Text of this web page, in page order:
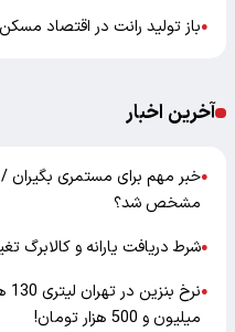
●باز تولید رانت در اقتصاد مسکن
آخرین اخبار
●خبر مهم برای مستمری بگیران
مشخص شد؟
●شرط دریافت یارانه و کالابرگ
●
میلیون و 500 هزار تومان!